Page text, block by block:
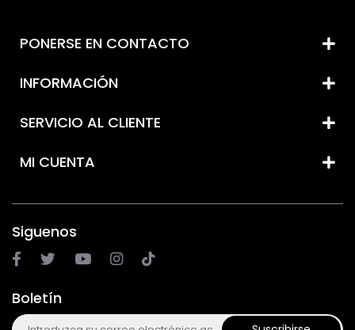
PONERSE EN CONTACTO
INFORMACIÓN
SERVICIO AL CLIENTE
MI CUENTA
Siguenos
Boletín